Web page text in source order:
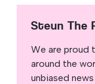
Steun The
We are proud
around the
unbiased